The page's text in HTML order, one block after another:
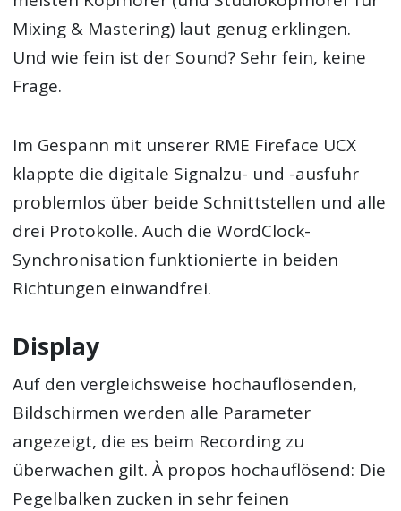
Mixing & Mastering) laut genug erklingen.
Und wie fein ist der Sound? Sehr fein, keine
Frage.
Im Gespann mit unserer RME Fireface UCX
klappte die digitale Signalzu- und -ausfuhr
problemlos über beide Schnittstellen und alle
drei Protokolle. Auch die WordClock-
Synchronisation funktionierte in beiden
Richtungen einwandfrei.
Display
Auf den vergleichsweise hochauflösenden,
Bildschirmen werden alle Parameter
angezeigt, die es beim Recording zu
überwachen gilt. À propos hochauflösend: Die
Pegelbalken zucken in sehr feinen